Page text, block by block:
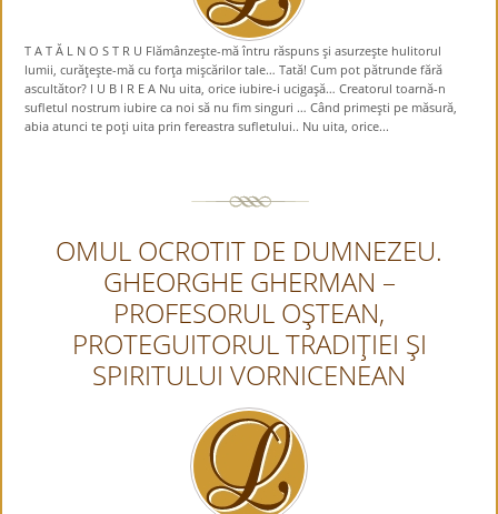
T A T Ă L N O S T R U Flămânzeşte-mă întru răspuns şi asurzeşte hulitorul
lumii, curăţeşte-mă cu forţa mişcărilor tale… Tată! Cum pot pătrunde fără
ascultător? I U B I R E A Nu uita, orice iubire-i ucigaşă… Creatorul toarnă-n
sufletul nostrum iubire ca noi să nu fim singuri … Când primeşti pe măsură,
abia atunci te poţi uita prin fereastra sufletului.. Nu uita, orice...
OMUL OCROTIT DE DUMNEZEU.
GHEORGHE GHERMAN –
PROFESORUL OŞTEAN,
PROTEGUITORUL TRADIŢIEI ŞI
SPIRITULUI VORNICENEAN